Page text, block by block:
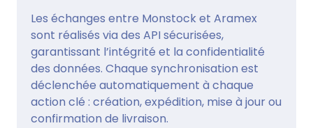
Les échanges entre Monstock et Aramex
sont réalisés via des API sécurisées,
garantissant l’intégrité et la confidentialité
des données. Chaque synchronisation est
déclenchée automatiquement à chaque
action clé : création, expédition, mise à jour ou
confirmation de livraison.